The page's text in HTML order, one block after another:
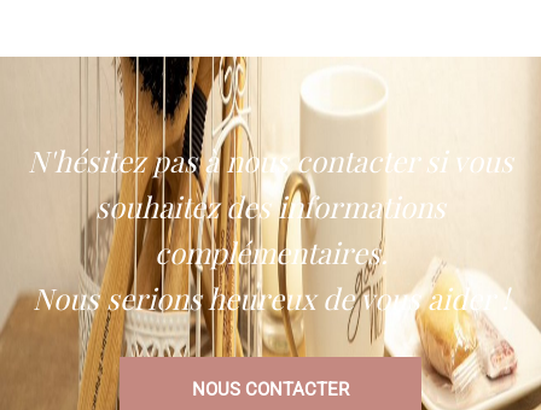
N'hésitez pas à nous contacter si vous
souhaitez des informations
complémentaires.
Nous serions heureux de vous aider !
NOUS CONTACTER